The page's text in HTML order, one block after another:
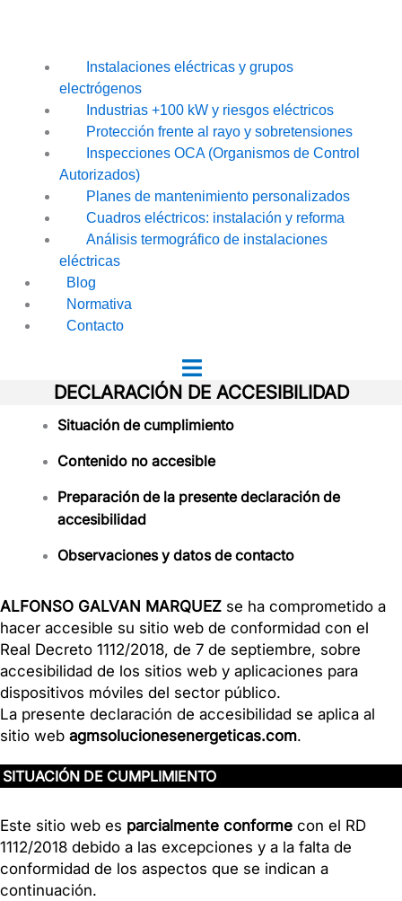
Instalaciones eléctricas y grupos
electrógenos
Industrias +100 kW y riesgos eléctricos
Protección frente al rayo y sobretensiones
Inspecciones OCA (Organismos de Control
Autorizados)
Planes de mantenimiento personalizados
Cuadros eléctricos: instalación y reforma
Análisis termográfico de instalaciones
eléctricas
Blog
Normativa
Contacto
DECLARACIÓN DE ACCESIBILIDAD
Situación de cumplimiento
Contenido no accesible
Preparación de la presente declaración de
accesibilidad
Observaciones y datos de contacto
ALFONSO GALVAN MARQUEZ se ha comprometido a
hacer accesible su sitio web de conformidad con el
Real Decreto 1112/2018, de 7 de septiembre, sobre
accesibilidad de los sitios web y aplicaciones para
dispositivos móviles del sector público.
La presente declaración de accesibilidad se aplica al
sitio web agmsolucionesenergeticas.com.
SITUACIÓN DE CUMPLIMIENTO
Este sitio web es parcialmente conforme con el RD
1112/2018 debido a las excepciones y a la falta de
conformidad de los aspectos que se indican a
continuación.